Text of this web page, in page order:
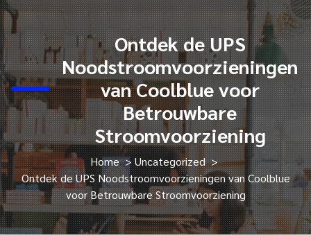
Ontdek de UPS
Noodstroomvoorzieningen
van Coolblue voor
Betrouwbare
Stroomvoorziening
Home>Uncategorized>
Ontdek de UPS Noodstroomvoorzieningen van Coolblue
voor Betrouwbare Stroomvoorziening